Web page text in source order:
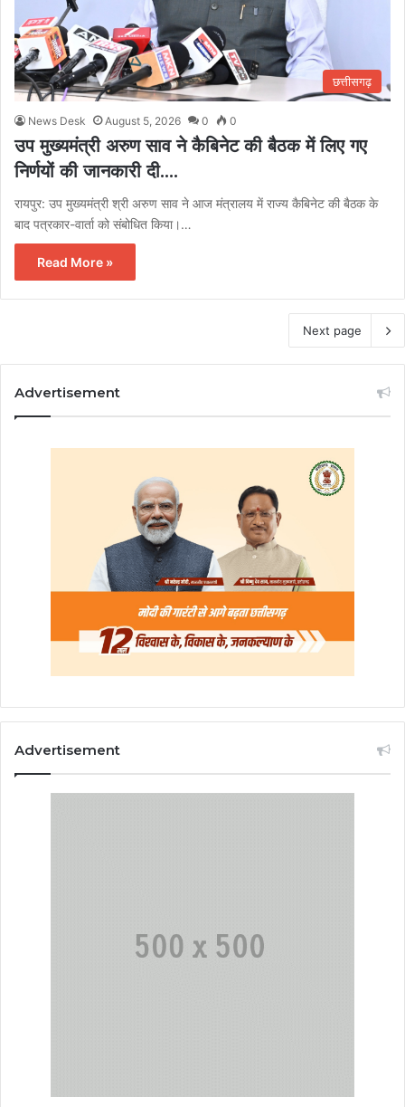
छत्तीसगढ़
News Desk August 5, 2026 0 0
उप मुख्यमंत्री अरुण साव ने कैबिनेट की बैठक में लिए गए
निर्णयों की जानकारी दी….
रायपुर: उप मुख्यमंत्री श्री अरुण साव ने आज मंत्रालय में राज्य कैबिनेट की बैठक के
बाद पत्रकार-वार्ता को संबोधित किया।…
Read More »
Next page
Advertisement
Advertisement